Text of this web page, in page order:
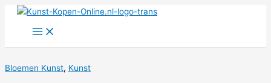
Bloemen Kunst, Kunst